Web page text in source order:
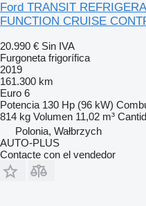
Ford TRANSIT
FUNCTION CRUISE
20.990 € Sin IVA
Furgoneta frigorífica
2019
161.300 km
Euro 6
Potencia 130 Hp (96 kW)
814 kg Volumen 11,02 m³
Polonia, Wałbrzych
AUTO-PLUS
Contacte con el vendedor